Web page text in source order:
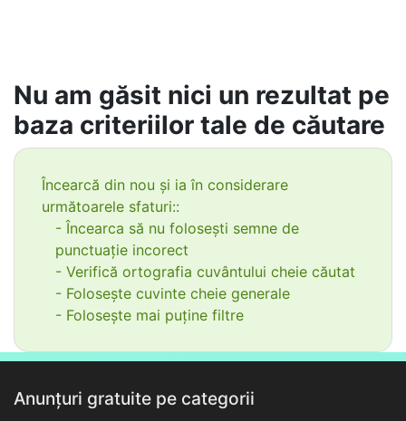
Nu am găsit nici un rezultat pe
baza criteriilor tale de căutare
Încearcă din nou și ia în considerare
următoarele sfaturi::
- Încearca să nu folosești semne de
punctuație incorect
- Verifică ortografia cuvântului cheie căutat
- Folosește cuvinte cheie generale
- Folosește mai puține filtre
Anunțuri gratuite pe categorii